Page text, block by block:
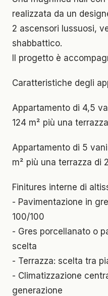
realizzata da un
2 ascensori lussuosi,
shabbattico.
Il progetto è
Caratteristiche degli
Appartamento di 4,5
124 m² più una
Appartamento di 5
m² più una terrazza di
Finitures interne di
- Pavimentazione in
100/100
- Gres porcellanato o
scelta
- Terrazza: scelta tra
- Climatizzazione
generazione